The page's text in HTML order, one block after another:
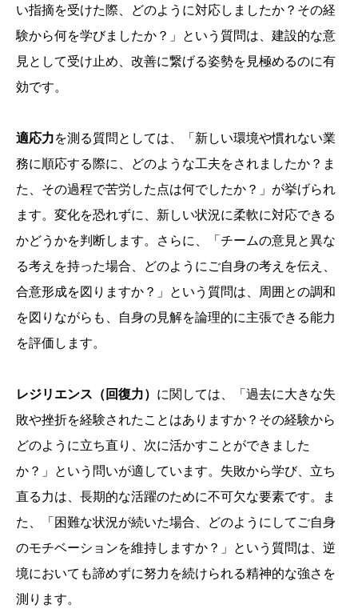
い指摘を受けた際、どのように対応しましたか？その経
験から何を学びましたか？」という質問は、建設的な意
見として受け止め、改善に繋げる姿勢を見極めるのに有
効です。
適応力を測る質問としては、「新しい環境や慣れない業
務に順応する際に、どのような工夫をされましたか？ま
た、その過程で苦労した点は何でしたか？」が挙げられ
ます。変化を恐れずに、新しい状況に柔軟に対応できる
かどうかを判断します。さらに、「チームの意見と異な
る考えを持った場合、どのようにご自身の考えを伝え、
合意形成を図りますか？」という質問は、周囲との調和
を図りながらも、自身の見解を論理的に主張できる能力
を評価します。
レジリエンス（回復力） に関しては、「過去に大きな失
敗や挫折を経験されたことはありますか？その経験から
どのように立ち直り、次に活かすことができました
か？」という問いが適しています。失敗から学び、立ち
直る力は、長期的な活躍のために不可欠な要素です。ま
た、「困難な状況が続いた場合、どのようにしてご自身
のモチベーションを維持しますか？」という質問は、逆
境においても諦めずに努力を続けられる精神的な強さを
測ります。